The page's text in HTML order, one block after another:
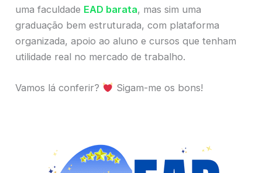
uma faculdade EAD barata, mas sim uma
graduação bem estruturada, com plataforma
organizada, apoio ao aluno e cursos que tenham
utilidade real no mercado de trabalho.
Vamos lá conferir? Sigam-me os bons!